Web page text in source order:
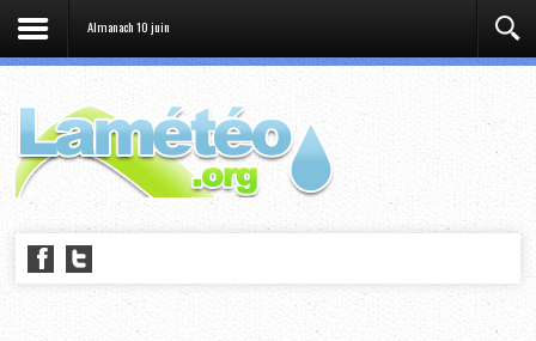
Almanach 10 juin